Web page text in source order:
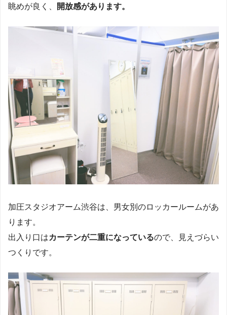
眺めが良く、
開放感があります。
加圧スタジオアーム渋谷は、男女別のロッカールームがあ
ります。
出入り口はカーテンが二重になっているので、見えづらい
つくりです。